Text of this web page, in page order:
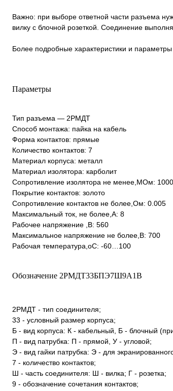
Важно: при выборе ответной части разъема
вилку с блочной розеткой. Соединение
Более подробные характеристики и
Параметры
Тип разъема — 2РМДТ
Способ монтажа: пайка на кабель
Форма контактов: прямые
Количество контактов: 7
Материал корпуса: металл
Материал изолятора: карболит
Сопротивление изолятора не менее,МОм: 1000
Покрытие контактов: золото
Сопротивление контактов не более,Ом: 0.005
Максимальный ток, не более,А: 8
Рабочее напряжение ,В: 560
Максимальное напряжение не более,В: 700
Рабочая температура,оС: -60…100
Обозначение 2РМДТ33БПЭ7Ш9А1В
2РМДТ - тип соединителя;
33 - условный размер корпуса;
Б - вид корпуса: К - кабельный, Б - блочный
П - вид патрубка: П - прямой, У - угловой;
Э - вид гайки патрубка: Э - для
7 - количество контактов;
Ш - часть соединителя: Ш - вилка; Г - розетка;
9 - обозначение сочетания контактов;